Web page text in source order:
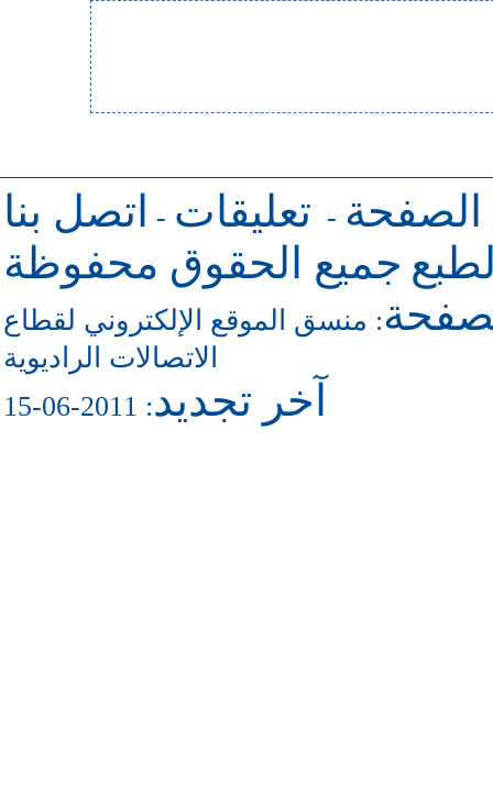
الصفحة - تعليقات -
اتصل بنا
جميع الحقوق محفوظة
: منسق الموقع الإلكتروني لقطاع
الاتصالات الراديوية
آخر تجديد: 2011-06-15